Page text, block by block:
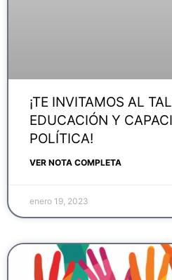
¡TE INVITAMOS AL
EDUCACIÓN Y
POLÍTICA!
VER NOTA COMPLETA
enero 19, 2023